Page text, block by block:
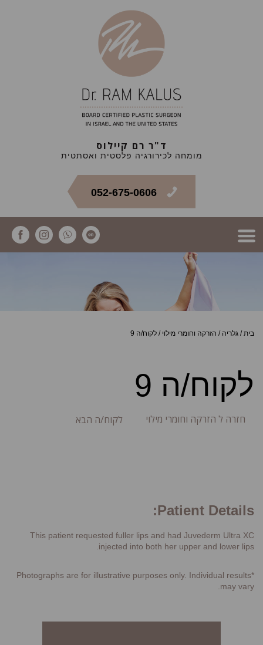
ד"ר רם קיילוס
מומחה לכירורגיה פלסטית ואסתטית
052-675-0606
בית/ גלריה / הזרקה וחומרי מילוי / לקוח/ה 9
לקוח/ה 9
חזרה ל הזרקה וחומרי מילוי לקוח/ה הבא
Patient Details:
This patient requested fuller lips and had Juvederm Ultra XC
injected into both her upper and lower lips.
*Photographs are for illustrative purposes only. Individual results
may vary.